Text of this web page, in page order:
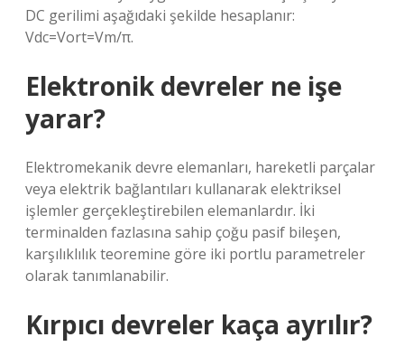
DC gerilimi aşağıdaki şekilde hesaplanır:
Vdc=Vort=Vm/π.
Elektronik devreler ne işe
yarar?
Elektromekanik devre elemanları, hareketli parçalar
veya elektrik bağlantıları kullanarak elektriksel
işlemler gerçekleştirebilen elemanlardır. İki
terminalden fazlasına sahip çoğu pasif bileşen,
karşılıklılık teoremine göre iki portlu parametreler
olarak tanımlanabilir.
Kırpıcı devreler kaça ayrılır?